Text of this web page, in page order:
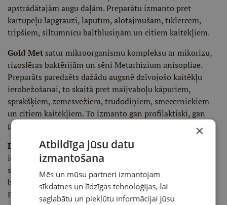
apstrādātajām augu daļām. Preparātu izmanto pret
kartupeļu lapgrauzi, laputīm, alotājmušām, tīklērcēm,
tripšiem, siltumnīcu baltblusiņām un citiem kaitēkļiem.
Gold Met satur mikroorganismu kompleksu ar mikorizu,
rizosfēras baktērijām un sēni Metarhizium anisopliae.
Preparāts paredzēts dažādu augsnē dzīvojošo kaitēkļu
ierobežošanai, to skaitā pret maijvaboļu kāpuriem,
sprakšķiem, zemesvēžiem, trūdodiņiem, smecerniekiem
un citiem kaitēkļiem. To izmanto gan profilaktiski, gan
pamanot pirmās kaitēkļu pazīmes.
Drekkarir augu ekstrakta preparāts ar lokāli sistēmisku
iedarbību, kas iedarbojas uz kaitēkļu olu un kāpuru
stadijām. To izmanto pret laputīm, tīklērcēm,
baltblusiņām, lapu blusiņām, bruņutīm un hermesiem.
Pirms lietošanas ūdeni ieteicams paskābināt līdz pH 5.
×
Atbildīga jūsu datu
izmantošana
Mēs un mūsu partneri izmantojam
sīkdatnes un līdzīgas tehnoloģijas, lai
saglabātu un piekļūtu informācijai jūsu